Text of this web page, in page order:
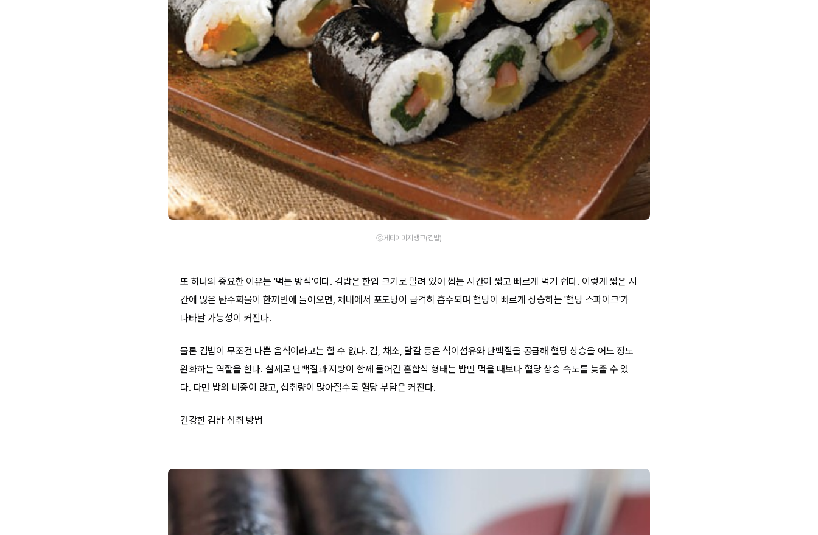
ⓒ게티이미지뱅크(김밥)
또 하나의 중요한 이유는 '먹는 방식'이다. 김밥은 한입 크기로 말려 있어 씹는 시간이 짧고 빠르게 먹기 쉽다. 이렇게 짧은 시
간에 많은 탄수화물이 한꺼번에 들어오면, 체내에서 포도당이 급격히 흡수되며 혈당이 빠르게 상승하는 '혈당 스파이크'가
나타날 가능성이 커진다.
물론 김밥이 무조건 나쁜 음식이라고는 할 수 없다. 김, 채소, 달걀 등은 식이섬유와 단백질을 공급해 혈당 상승을 어느 정도
완화하는 역할을 한다. 실제로 단백질과 지방이 함께 들어간 혼합식 형태는 밥만 먹을 때보다 혈당 상승 속도를 늦출 수 있
다. 다만 밥의 비중이 많고, 섭취량이 많아질수록 혈당 부담은 커진다.
건강한 김밥 섭취 방법